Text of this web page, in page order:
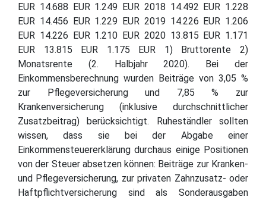
EUR 14.688 EUR 1.249 EUR 2018 14.492 EUR 1.228
EUR 14.456 EUR 1.229 EUR 2019 14.226 EUR 1.206
EUR 14.226 EUR 1.210 EUR 2020 13.815 EUR 1.171
EUR 13.815 EUR 1.175 EUR 1) Bruttorente 2)
Monatsrente (2. Halbjahr 2020). Bei der
Einkommensberechnung wurden Beiträge von 3,05 %
zur Pflegeversicherung und 7,85 % zur
Krankenversicherung (inklusive durchschnittlicher
Zusatzbeitrag) berücksichtigt. Ruheständler sollten
wissen, dass sie bei der Abgabe einer
Einkommensteuererklärung durchaus einige Positionen
von der Steuer absetzen können: Beiträge zur Kranken-
und Pflegeversicherung, zur privaten Zahnzusatz- oder
Haftpflichtversicherung sind als Sonderausgaben